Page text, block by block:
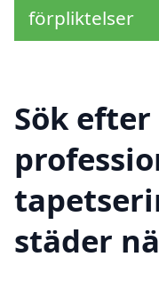
förpliktelser
Sök efter
städer